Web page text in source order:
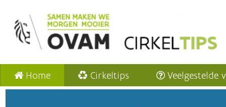
Home Cirkeltips Veelgestelde